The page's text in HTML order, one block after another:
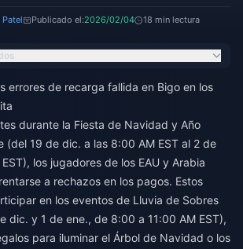
Patel Publicado el:2026/02/04 18 min lectura
errores de recarga fallida en Bigo en los
durante la Fiesta de Navidad y Año
(del 19 de dic. a las 8:00 AM EST al 2 de
los jugadores de los EAU y Arabia
a rechazos en los pagos. Estos
en los eventos de Lluvia de Sobres
dic. y 1 de ene., de 8:00 a 11:00 AM EST),
para iluminar el Árbol de Navidad o los